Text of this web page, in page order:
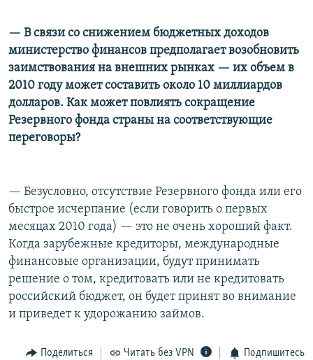
— В связи со снижением бюджетных доходов
министерство финансов предполагает возобновить
заимствования на внешних рынках — их объем в
2010 году может составить около 10 миллиардов
долларов. Как может повлиять сокращение
Резервного фонда страны на соответствующие
переговоры?
— Безусловно, отсутствие Резервного фонда или его
быстрое исчерпание (если говорить о первых
месяцах 2010 года) — это не очень хороший факт.
Когда зарубежные кредиторы, международные
финансовые организации, будут принимать
решение о том, кредитовать или не кредитовать
российский бюджет, он будет принят во внимание
и приведет к удорожанию займов.
Поделиться Читать без VPN Подпишитесь